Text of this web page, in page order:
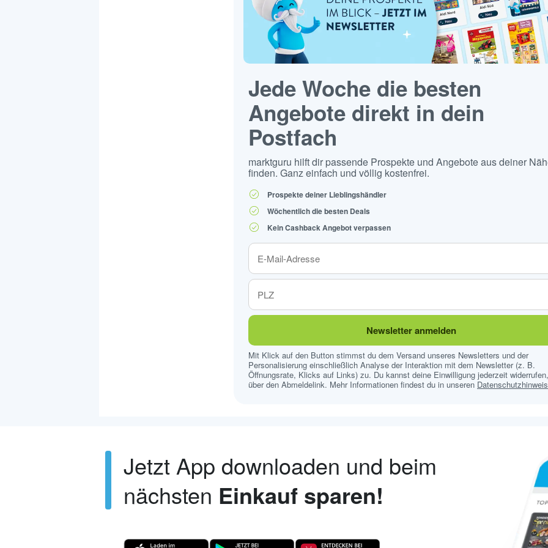
Jede Woche die besten
Angebote direkt in dein
Postfach
marktguru hilft dir passende Prospekte und Angebote aus deiner
finden. Ganz einfach und völlig kostenfrei.
Prospekte deiner Lieblingshändler
Wöchentlich die besten Deals
Kein Cashback Angebot verpassen
Newsletter anmelden
Mit Klick auf den Button stimmst du dem Versand unseres Newsletters und der
Personalisierung einschließlich Analyse der Interaktion mit dem Newsletter (z. B.
Öffnungsrate, Klicks auf Links) zu. Du kannst deine Einwilligung jederzeit
über den Abmeldelink. Mehr Informationen findest du in unseren
Jetzt App downloaden und beim
nächsten Einkauf sparen!